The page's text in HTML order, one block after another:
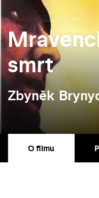
smrt
Zbyněk
O filmu